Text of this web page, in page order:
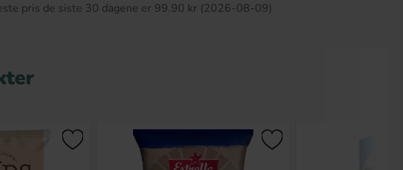
pris de siste 30 dagene er 99.90 kr (2026-08-09)